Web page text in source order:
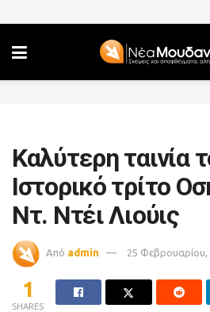
Καλύτερη ταινία
Ιστορικό τρίτο
Ντ. Ντέι Λιούις
Από admin 25 Φεβρουαρίου,
1
SHARES